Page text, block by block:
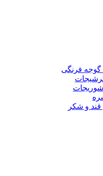
فرنگی
ترشیجات
شوریجات
قند و شکر